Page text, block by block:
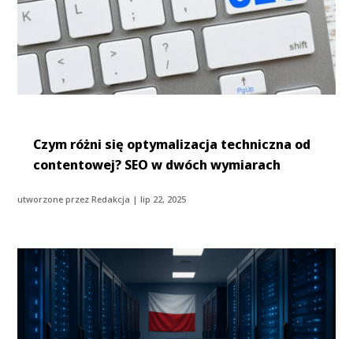
Czym różni się optymalizacja techniczna od
contentowej? SEO w dwóch wymiarach
utworzone przezRedakcja |lip 22, 2025